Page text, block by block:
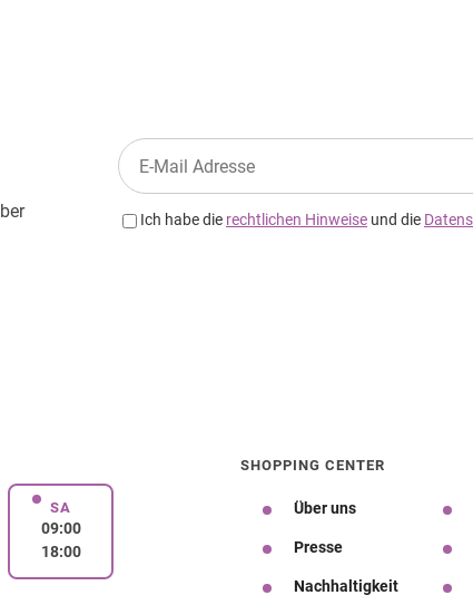
SASamstag
09:00
18:00
SHOPPING CENTER
Über uns
Presse
Nachhaltigkeit